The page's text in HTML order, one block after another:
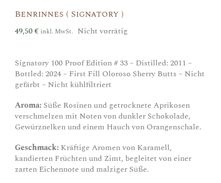
Benrinnes ( Signatory )
49,50€ inkl. MwSt. Nicht vorrätig
Signatory 100 Proof Edition # 33 – Distilled: 2011 –
Bottled: 2024 – First Fill Oloroso Sherry Butts – Nicht
gefärbt – Nicht kühlfiltriert
Aroma: Süße Rosinen und getrocknete Aprikosen
verschmelzen mit Noten von dunkler Schokolade,
Gewürznelken und einem Hauch von Orangenschale.
Geschmack: Kräftige Aromen von Karamell,
kandierten Früchten und Zimt, begleitet von einer
zarten Eichennote und malziger Süße.